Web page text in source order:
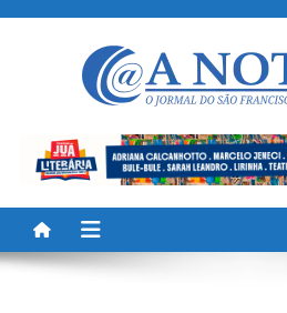
A Noticia Do